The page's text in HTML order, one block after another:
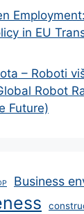
in EU
– Roboti
Robot
Future)
Business